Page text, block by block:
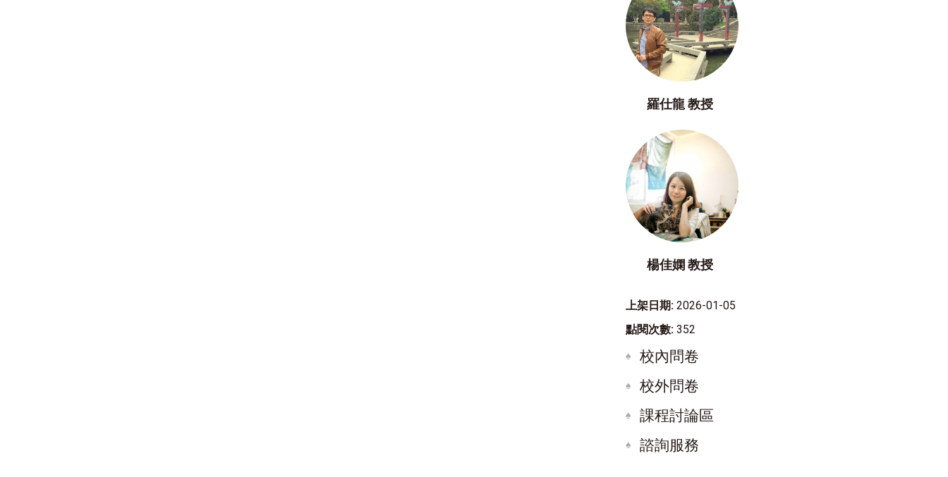
羅仕龍 教授
楊佳嫻 教授
上架日期: 2026-01-05
點閱次數: 352
校內問卷
校外問卷
課程討論區
諮詢服務